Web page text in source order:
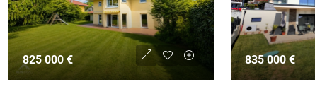
825 000 € 835 000 €